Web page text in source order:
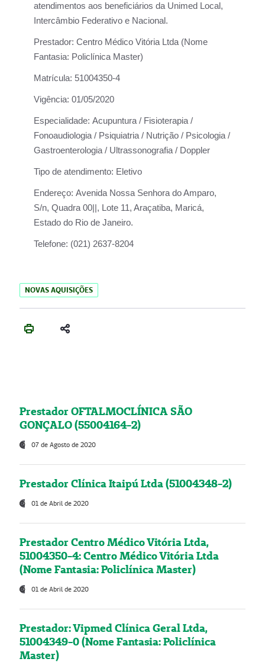
atendimentos aos beneficiários da Unimed Local,
Intercâmbio Federativo e Nacional.
Prestador: Centro Médico Vitória Ltda (Nome
Fantasia: Policlínica Master)
Matrícula: 51004350-4
Vigência: 01/05/2020
Especialidade: Acupuntura / Fisioterapia /
Fonoaudiologia / Psiquiatria / Nutrição / Psicologia /
Gastroenterologia / Ultrassonografia / Doppler
Tipo de atendimento: Eletivo
Endereço: Avenida Nossa Senhora do Amparo,
S/n, Quadra 00||, Lote 11, Araçatiba, Maricá,
Estado do Rio de Janeiro.
Telefone: (021) 2637-8204
NOVAS AQUISIÇÕES
Prestador OFTALMOCLÍNICA SÃO
GONÇALO (55004164-2)
07 de Agosto de 2020
Prestador Clínica Itaipú Ltda (51004348-2)
01 de Abril de 2020
Prestador Centro Médico Vitória Ltda,
51004350-4: Centro Médico Vitória Ltda
(Nome Fantasia: Policlínica Master)
01 de Abril de 2020
Prestador: Vipmed Clínica Geral Ltda,
51004349-0 (Nome Fantasia: Policlínica
Master)